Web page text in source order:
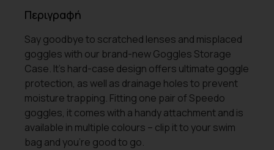
Περιγραφή
Say goodbye to scratched lenses and misplaced
goggles with our brand-new Goggles Storage
Case. It’s hard-case design offers ultimate goggle
protection, as well as drainage holes to prevent
moisture trapping. Fitting one pair of Speedo
goggles, it comes with a handy attachment and is
available in multiple colours – clip it to your swim
bag and you’re good to go.